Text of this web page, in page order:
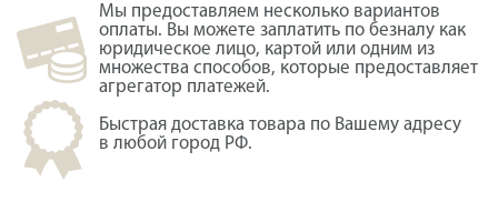
Мы предоставляем несколько вариантов
оплаты. Вы можете заплатить по безналу как
юридическое лицо, картой или одним из
множества способов, которые предоставляет
агрегатор платежей.
Быстрая доставка товара по Вашему адресу
в любой город РФ.